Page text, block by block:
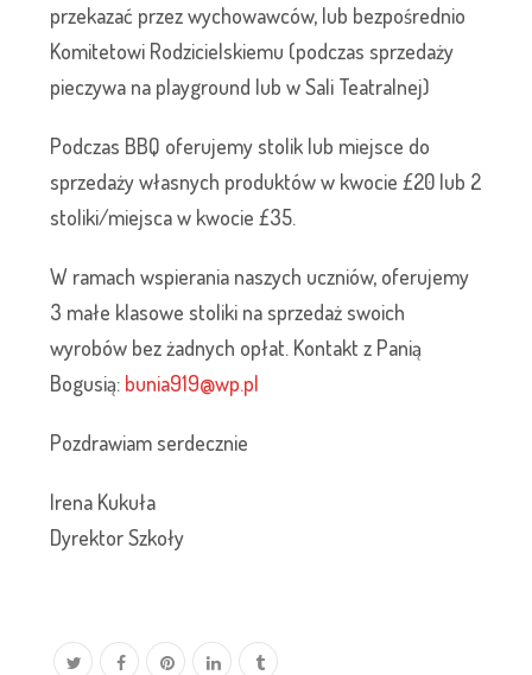
przekazać przez wychowawców, lub bezpośrednio
Komitetowi Rodzicielskiemu (podczas sprzedaży
pieczywa na playground lub w Sali Teatralnej)
Podczas BBQ oferujemy stolik lub miejsce do
sprzedaży własnych produktów w kwocie £20 lub 2
stoliki/miejsca w kwocie £35.
W ramach wspierania naszych uczniów, oferujemy
3 małe klasowe stoliki na sprzedaż swoich
wyrobów bez żadnych opłat. Kontakt z Panią
Bogusią: bunia919@wp.pl
Pozdrawiam serdecznie
Irena Kukuła
Dyrektor Szkoły